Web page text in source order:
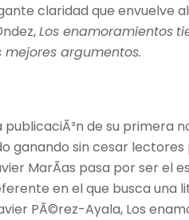
claridad que envuelve
Los enamoramientos
argumentos.
publicaciÃ³n de su primera
ganando sin cesar
MarÃ­as pasa por ser el
en el que busca una
PÃ©rez-Ayala, Los